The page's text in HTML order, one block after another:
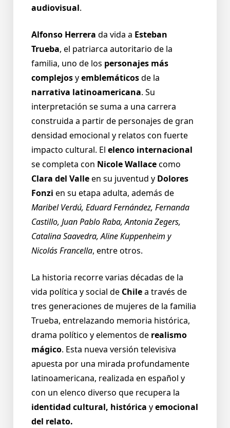
audiovisual.
Alfonso Herrera da vida a Esteban
Trueba, el patriarca autoritario de la
familia, uno de los personajes más
complejosyemblemáticosde la
narrativa latinoamericana. Su
interpretación se suma a una carrera
construida a partir de personajes de gran
densidad emocional y relatos con fuerte
impacto cultural. El elenco internacional
se completa con Nicole Wallacecomo
Clara del Valleen su juventud y Dolores
Fonzi en su etapa adulta, además de
Maribel Verdú, Eduard Fernández, Fernanda
Castillo, Juan Pablo Raba, Antonia Zegers,
Catalina Saavedra, Aline Kuppenheim y
Nicolás Francella, entre otros.
La historia recorre varias décadas de la
vida política y social de Chilea través de
tres generaciones de mujeres de la familia
Trueba, entrelazando memoria histórica,
drama político y elementos de realismo
mágico. Esta nueva versión televisiva
apuesta por una mirada profundamente
latinoamericana, realizada en español y
con un elenco diverso que recupera la
identidad cultural, histórica yemocional
del relato.